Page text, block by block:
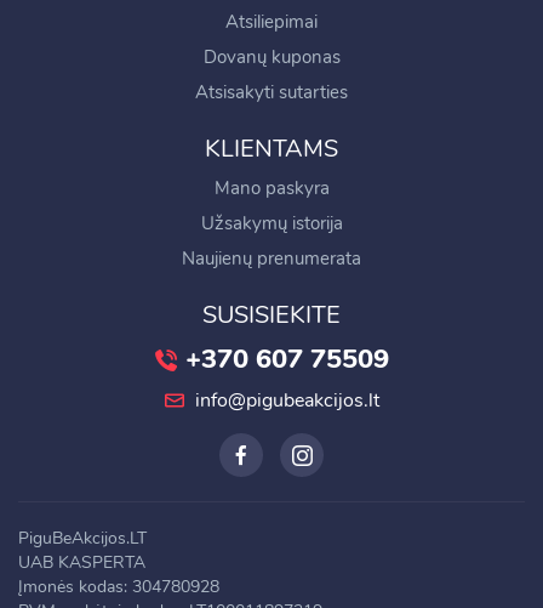
Atsiliepimai
Dovanų kuponas
Atsisakyti sutarties
KLIENTAMS
Mano paskyra
Užsakymų istorija
Naujienų prenumerata
SUSISIEKITE
+370 607 75509
info@pigubeakcijos.lt
PiguBeAkcijos.LT
UAB KASPERTA
Įmonės kodas: 304780928